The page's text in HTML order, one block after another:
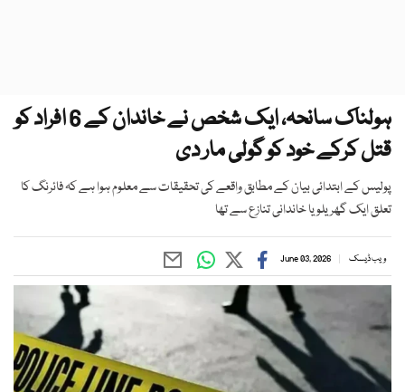
ہولناک سانحہ، ایک شخص نے خاندان کے 6 افراد کو
قتل کرکے خود کو گولی مار دی
پولیس کے ابتدائی بیان کے مطابق واقعے کی تحقیقات سے معلوم ہوا ہے کہ فائرنگ کا
تعلق ایک گھریلو یا خاندانی تنازع سے تھا
ویب ڈیسک June 03, 2026